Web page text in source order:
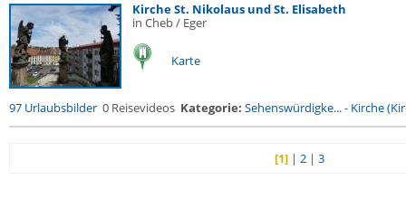
Kirche St. Nikolaus und St. Elisabeth
in Cheb / Eger
Karte
97 Urlaubsbilder 0 Reisevideos Kategorie: Sehenswürdigke...- Kirche
[1] |2 |3